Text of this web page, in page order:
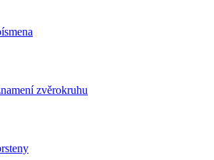
zvěrokruhu